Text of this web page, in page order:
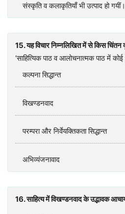
संस्कृति व कलाकृतियाँ भी उत्पाद हो गयीं।
15. यह विचार निम्नलिखित में से किस
‘साहित्यिक पाठ व आलोचनात्मक पाठ में कोई
कल्पना सिद्धान्त
विखण्डनवाद
परम्परा और निर्वेयक्तिकता सिद्धान्त
अभिव्यंजनावाद
16. साहित्य में विखण्डनवाद के उद्भावक